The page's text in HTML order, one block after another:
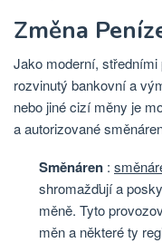
Změna
Jako moderní,
rozvinutý bankovní a
nebo jiné cizí měny je
a autorizované
Směnáren :
shromažďují a
měně. Tyto
měn a některé ty